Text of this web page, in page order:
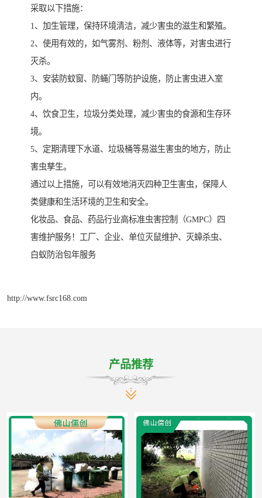
采取以下措施：
1、加生管理，保持环境清洁，减少害虫的滋生和繁殖。
2、使用有效的，如气雾剂、粉剂、液体等，对害虫进行
灭杀。
3、安装防蚊窗、防蝇门等防护设施，防止害虫进入室
内。
4、饮食卫生，垃圾分类处理，减少害虫的食源和生存环
境。
5、定期清理下水道、垃圾桶等易滋生害虫的地方，防止
害虫孳生。
通过以上措施，可以有效地消灭四种卫生害虫，保障人
类健康和生活环境的卫生和安全。
化妆品、食品、药品行业高标准虫害控制（GMPC）四
害维护服务！工厂、企业、单位灭鼠维护、灭蟑杀虫、
白蚁防治包年服务
http://www.fsrc168.com
产品推荐